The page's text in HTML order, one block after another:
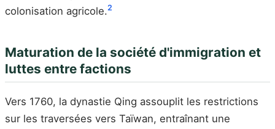
colonisation agricole.2
Maturation de la société d'immigration et
luttes entre factions
Vers 1760, la dynastie Qing assouplit les restrictions
sur les traversées vers Taïwan, entraînant une